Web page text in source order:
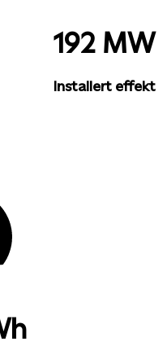
192 MW
Installert effekt